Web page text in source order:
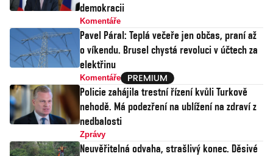
demokracii
Komentáře
Pavel Páral: Teplá večeře jen občas, praní až
o víkendu. Brusel chystá revoluci v účtech za
elektřinu
Komentáře
Policie zahájila trestní řízení kvůli Turkově
nehodě. Má podezření na ublížení na zdraví z
nedbalosti
Zprávy
Neuvěřitelná odvaha, strašlivý konec. Děsivé